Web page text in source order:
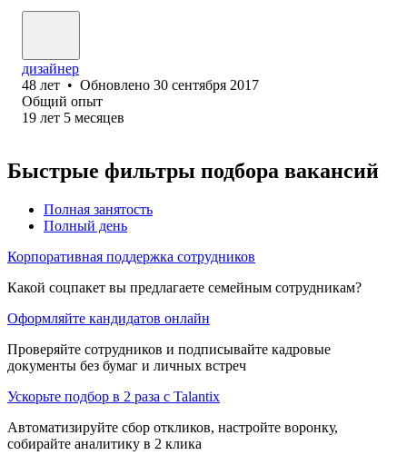
дизайнер
48 лет • Обновлено 30 сентября 2017
Общий опыт
19 лет 5 месяцев
Быстрые фильтры подбора вакансий
Полная занятость
Полный день
Корпоративная поддержка сотрудников
Какой соцпакет вы предлагаете семейным сотрудникам?
Оформляйте кандидатов онлайн
Проверяйте сотрудников и подписывайте кадровые
документы без бумаг и личных встреч
Ускорьте подбор в 2 раза с Talantix
Автоматизируйте сбор откликов, настройте воронку,
собирайте аналитику в 2 клика